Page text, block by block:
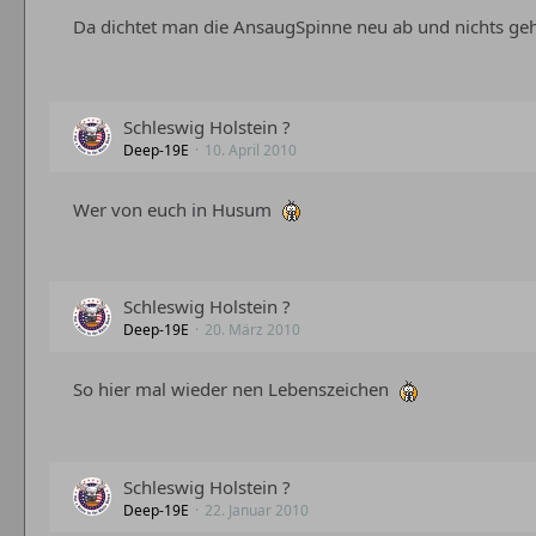
Da dichtet man die AnsaugSpinne neu ab und nichts
Schleswig Holstein ?
Deep-19E 10. April 2010
Wer von euch in Husum
Schleswig Holstein ?
Deep-19E 20. März 2010
So hier mal wieder nen Lebenszeichen
Schleswig Holstein ?
Deep-19E 22. Januar 2010